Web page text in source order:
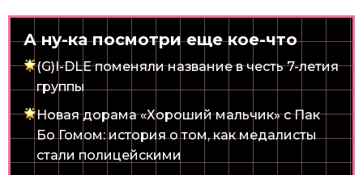
А ну-ка посмотри еще кое-что
(G)I-DLE поменяли название в честь 7-летия
группы
Новая дорама «Хороший мальчик» с Пак
Бо Гомом: история о том, как медалисты
стали полицейскими